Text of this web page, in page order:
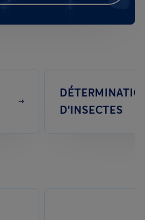
D'INSECTES